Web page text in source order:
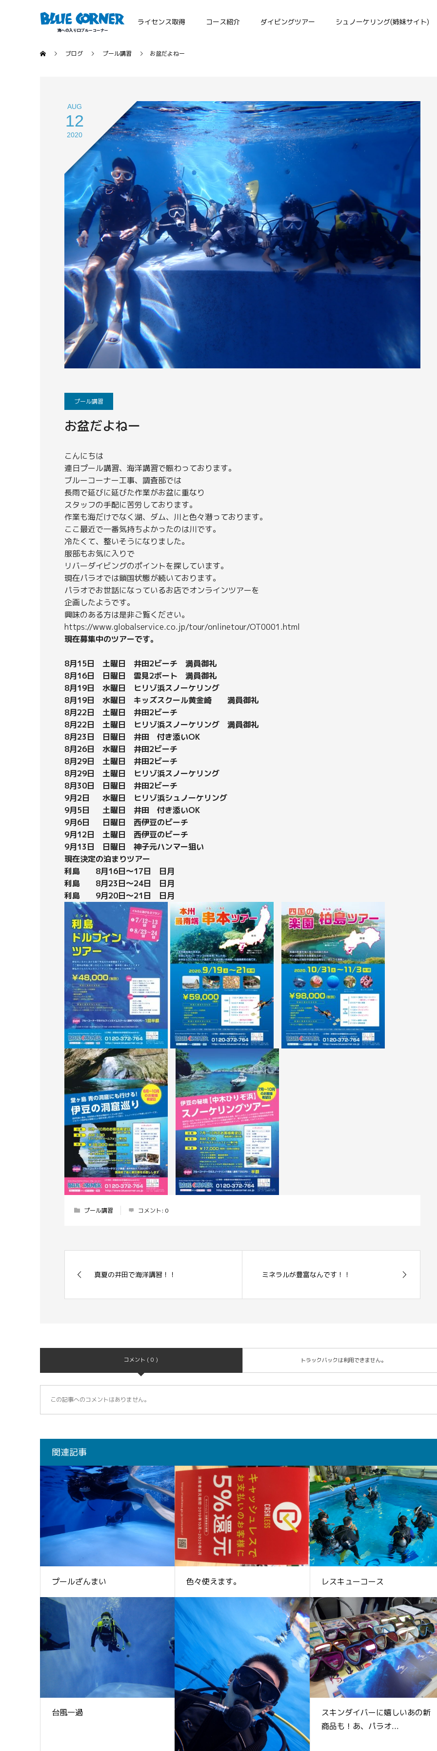
ライセンス取得 コース紹介 ダイビングツアー シュノーケリング(姉妹サイト)
ブログ プール講習 お盆だよねー
AUG
12
2020
プール講習
お盆だよねー
こんにちは
連日プール講習、海洋講習で賑わっております。
ブルーコーナー工事、調査部では
長雨で延びに延びた作業がお盆に重なり
スタッフの手配に苦労しております。
作業も海だけでなく湖、ダム、川と色々潜っております。
ここ最近で一番気持ちよかったのは川です。
冷たくて、整いそうになりました。
服部もお気に入りで
リバーダイビングのポイントを探しています。
現在パラオでは鎖国状態が続いております。
パラオでお世話になっているお店でオンラインツアーを
企画したようです。
興味のある方は是非ご覧ください。
https://www.globalservice.co.jp/tour/onlinetour/OT0001.html
現在募集中のツアーです。
8月15日 土曜日 井田2ビーチ 満員御礼
8月16日 日曜日 雲見2ボート 満員御礼
8月19日 水曜日 ヒリゾ浜スノーケリング
8月19日 水曜日 キッズスクール黄金崎 満員御礼
8月22日 土曜日 井田2ビーチ
8月22日 土曜日 ヒリゾ浜スノーケリング 満員御礼
8月23日 日曜日 井田 付き添いOK
8月26日 水曜日 井田2ビーチ
8月29日 土曜日 井田2ビーチ
8月29日 土曜日 ヒリゾ浜スノーケリング
8月30日 日曜日 井田2ビーチ
9月2日 水曜日 ヒリゾ浜シュノーケリング
9月5日 土曜日 井田 付き添いOK
9月6日 日曜日 西伊豆のビーチ
9月12日 土曜日 西伊豆のビーチ
9月13日 日曜日 神子元ハンマー狙い
現在決定の泊まりツアー
利島 8月16日～17日 日月
利島 8月23日～24日 日月
利島 9月20日～21日 日月
プール講習 コメント: 0
真夏の井田で海洋講習！！ ミネラルが豊富なんです！！
コメント ( 0 ) トラックバックは利用できません。
この記事へのコメントはありません。
関連記事
プールざんまい 色々使えます。 レスキューコース
台風一過
スキンダイバーに嬉しいあの新
商品も！あ、パラオ...